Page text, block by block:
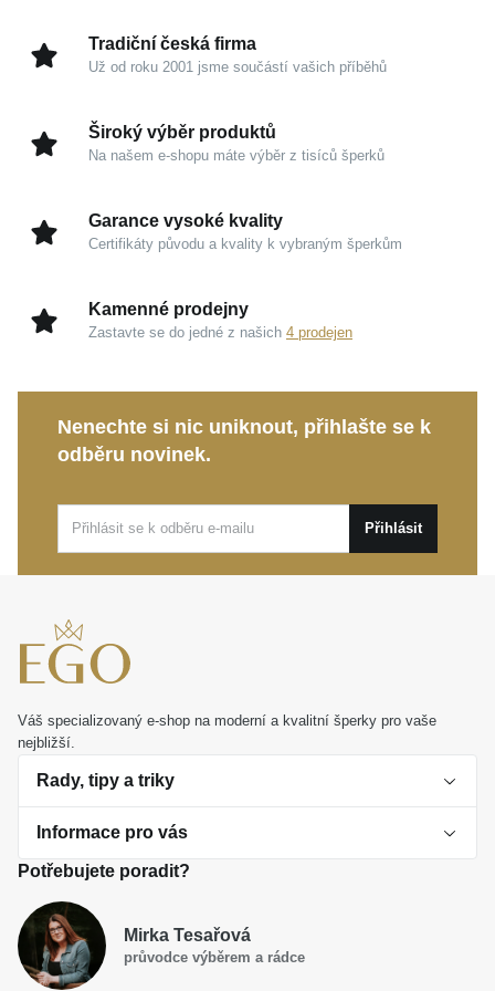
dodává klenotu neobyčejnou jiskru.
Kombinace 14karátového zlata:
Bicolor design:
Dvoubarevné provedení přináší
Oslnivý třpyt: Kvalitně zasazený syntetický zirkon
Leštěný povrch:Dokonale hladká úprava
umocňuje pocit luxusu a zajišťuje velmi příjemné
Ať už hledáte elegantní doplněk pro každodenní
nošení, nebo chcete potěšit blízkou osobu opravdu
osobním dárkem, tento prsten zosobňuje trvalou
vyjádřením vaší vlastní výjimečnosti.
Tradiční česká firma
Už od roku 2001 jsme součástí vašich příběhů
Široký výběr produktů
Na našem e-shopu máte výběr z tisíců šperků
Garance vysoké kvality
Certifikáty původu a kvality k vybraným šperkům
Kamenné prodejny
Zastavte se do jedné z našich 4 prodejen
Nenechte si nic uniknout, přihlašte se k
odběru novinek.
Přihlásit
Váš specializovaný e-shop na moderní a kvalitní šperky pro vaše
nejbližší.
Rady, tipy a triky
O perlách
Jak vybrat perlový šperk
Dárková inspirace
Smaltované a korálkové šperky jako trend
Informace pro vás
Obchodní podmínky
Reklamační řád
Potřebujete poradit?
Mirka Tesařová
průvodce výběrem a rádce